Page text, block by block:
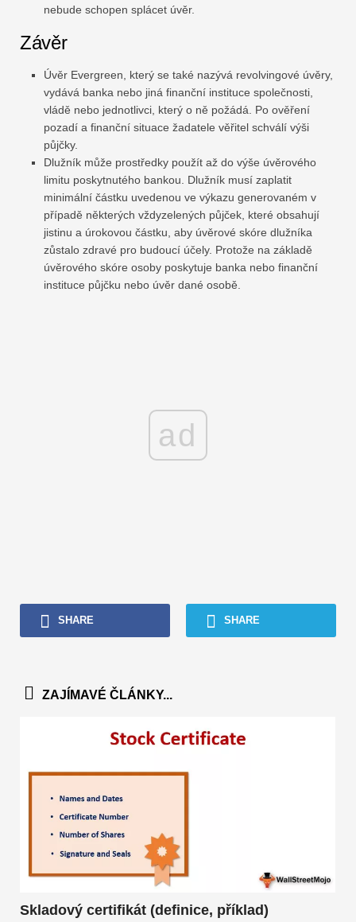
nebude schopen splácet úvěr.
Závěr
Úvěr Evergreen, který se také nazývá revolvingové úvěry,
vydává banka nebo jiná finanční instituce společnosti,
vládě nebo jednotlivci, který o ně požádá. Po ověření
pozadí a finanční situace žadatele věřitel schválí výši
půjčky.
Dlužník může prostředky použít až do výše úvěrového
limitu poskytnutého bankou. Dlužník musí zaplatit
minimální částku uvedenou ve výkazu generovaném v
případě některých vždyzelených půjček, které obsahují
jistinu a úrokovou částku, aby úvěrové skóre dlužníka
zůstalo zdravé pro budoucí účely. Protože na základě
úvěrového skóre osoby poskytuje banka nebo finanční
instituce půjčku nebo úvěr dané osobě.
ad
SHARE SHARE
ZAJÍMAVÉ ČLÁNKY...
Skladový certifikát (definice, příklad)